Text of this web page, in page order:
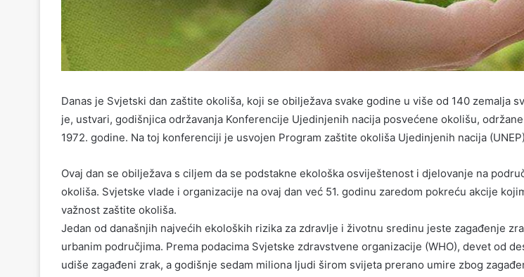
Danas je Svjetski dan zaštite okoliša, koji se obilježava svake godine u više od 140 zemalja
je, ustvari, godišnjica održavanja Konferencije Ujedinjenih nacija posvećene okolišu,
1972. godine. Na toj konferenciji je usvojen Program zaštite okoliša Ujedinjenih nacija
Ovaj dan se obilježava s ciljem da se podstakne ekološka osviještenost i djelovanje na
okoliša. Svjetske vlade i organizacije na ovaj dan već 51. godinu zaredom pokreću akcije
važnost zaštite okoliša.
Jedan od današnjih najvećih ekoloških rizika za zdravlje i životnu sredinu jeste zagađenje
urbanim područjima. Prema podacima Svjetske zdravstvene organizacije (WHO), devet od
udiše zagađeni zrak, a godišnje sedam miliona ljudi širom svijeta prerano umire zbog